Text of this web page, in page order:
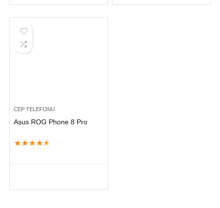
CEP TELEFONU
Asus ROG Phone 8 Pro
★★★★★